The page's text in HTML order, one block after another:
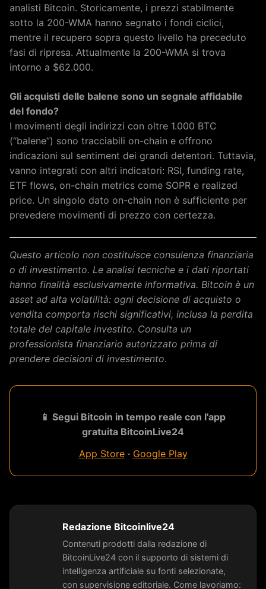
analisti Bitcoin. Storicamente, i prezzi stabilmente
sotto la 200-WMA hanno segnato i fondi ciclici,
mentre il recupero sopra questo livello ha preceduto
fasi di ripresa. Attualmente la 200-WMA si trova
intorno a $62.000.
Gli acquisti delle balene sono un segnale affidabile
del fondo?
I movimenti degli indirizzi con oltre 1.000 BTC
(“balene”) sono tracciabili on-chain e offrono
indicazioni sul sentiment dei grandi detentori. Tuttavia,
vanno integrati con altri indicatori: RSI, funding rate,
ETF flows, on-chain metrics come SOPR e realized
price. Un singolo dato on-chain non è sufficiente per
prevedere movimenti di prezzo con certezza.
Questo articolo non costituisce consulenza finanziaria
o di investimento. Le analisi tecniche e i dati riportati
hanno finalità esclusivamente informativa. Bitcoin è un
asset ad alta volatilità: ogni decisione di acquisto o
vendita comporta rischi significativi, inclusa la perdita
totale del capitale investito. Consulta un
professionista finanziario autorizzato prima di
prendere decisioni di investimento.
📱 Segui Bitcoin in tempo reale con l'app
gratuita BitcoinLive24
App Store· Google Play
Redazione Bitcoinlive24
Contenuti prodotti dalla redazione di
BitcoinLive24 con il supporto di sistemi di
intelligenza artificiale su fonti selezionate,
con supervisione editoriale. Come lavoriamo: